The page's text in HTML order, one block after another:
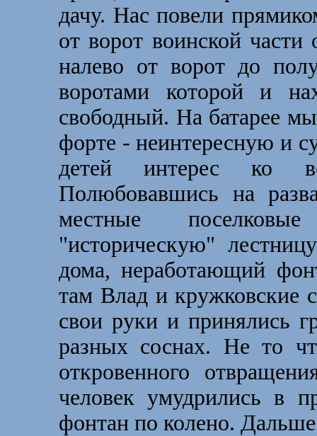
дачу. Нас повели
от ворот воинской
налево от ворот до
воротами которой и
свободный. На батарее
форте - неинтересную и
детей интерес ко
Полюбовавшись на
местные
"историческую"
дома, неработающий
там Влад и кружковские
свои руки и принялись
разных соснах. Не то
откровенного
человек умудрились в
фонтан по колено.